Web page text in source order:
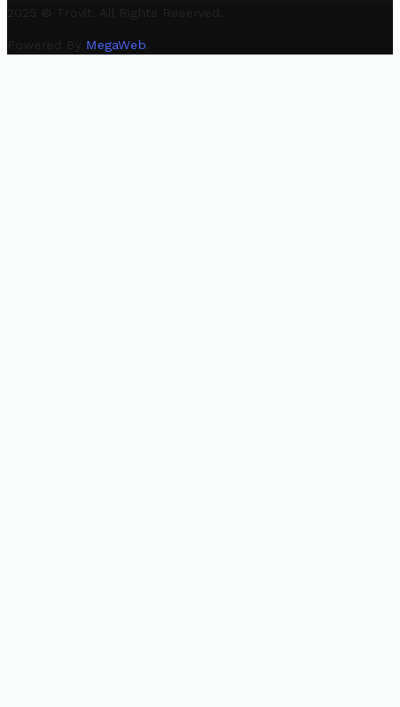
2025 © Trovit. All Rights Reserved.
Powered By MegaWeb